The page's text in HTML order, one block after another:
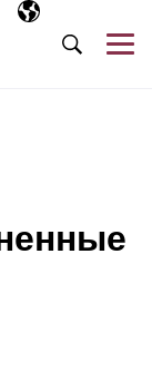
Выбранный
RU
Поиск